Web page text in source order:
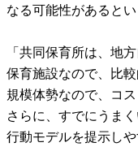
なる可能性があるとい
「共同保育所は、地
保育施設なので、比
規模体勢なので、コ
さらに、すでにうま
行動モデルを提示し